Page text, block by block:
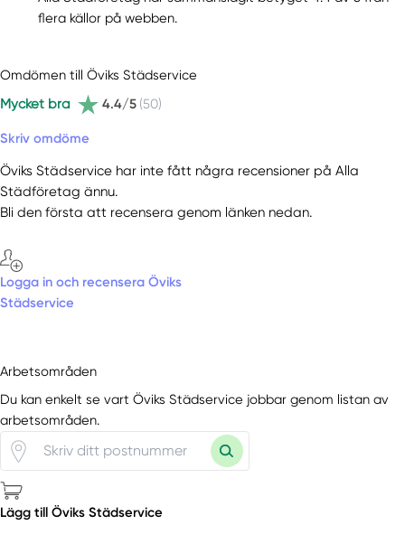
flera källor på webben.
Omdömen till Öviks Städservice
Mycket bra
4.4/5 (50)
Skriv omdöme
Öviks Städservice har inte fått några recensioner på Alla
Städföretag ännu.
Bli den första att recensera genom länken nedan.
Logga in och recensera Öviks
Städservice
Arbetsområden
Du kan enkelt se vart Öviks Städservice jobbar genom listan av
arbetsområden.
Lägg till Öviks Städservice